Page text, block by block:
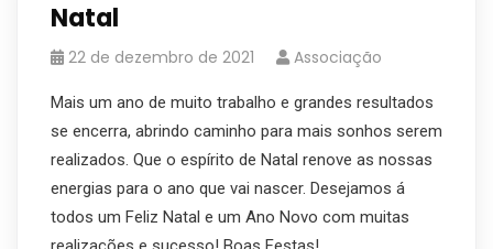
Natal
22 de dezembro de 2021 Associação
Mais um ano de muito trabalho e grandes resultados
se encerra, abrindo caminho para mais sonhos serem
realizados. Que o espírito de Natal renove as nossas
energias para o ano que vai nascer. Desejamos á
todos um Feliz Natal e um Ano Novo com muitas